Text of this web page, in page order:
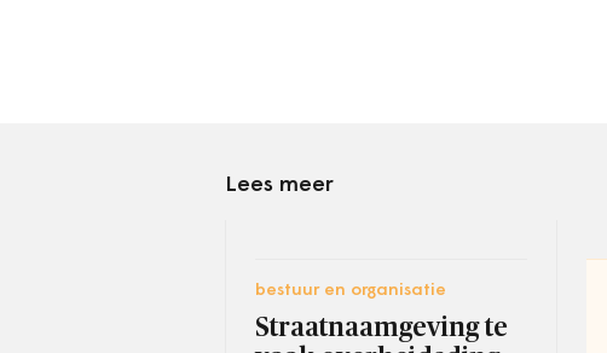
Lees meer
bestuur en organisatie
Straatnaamgeving te